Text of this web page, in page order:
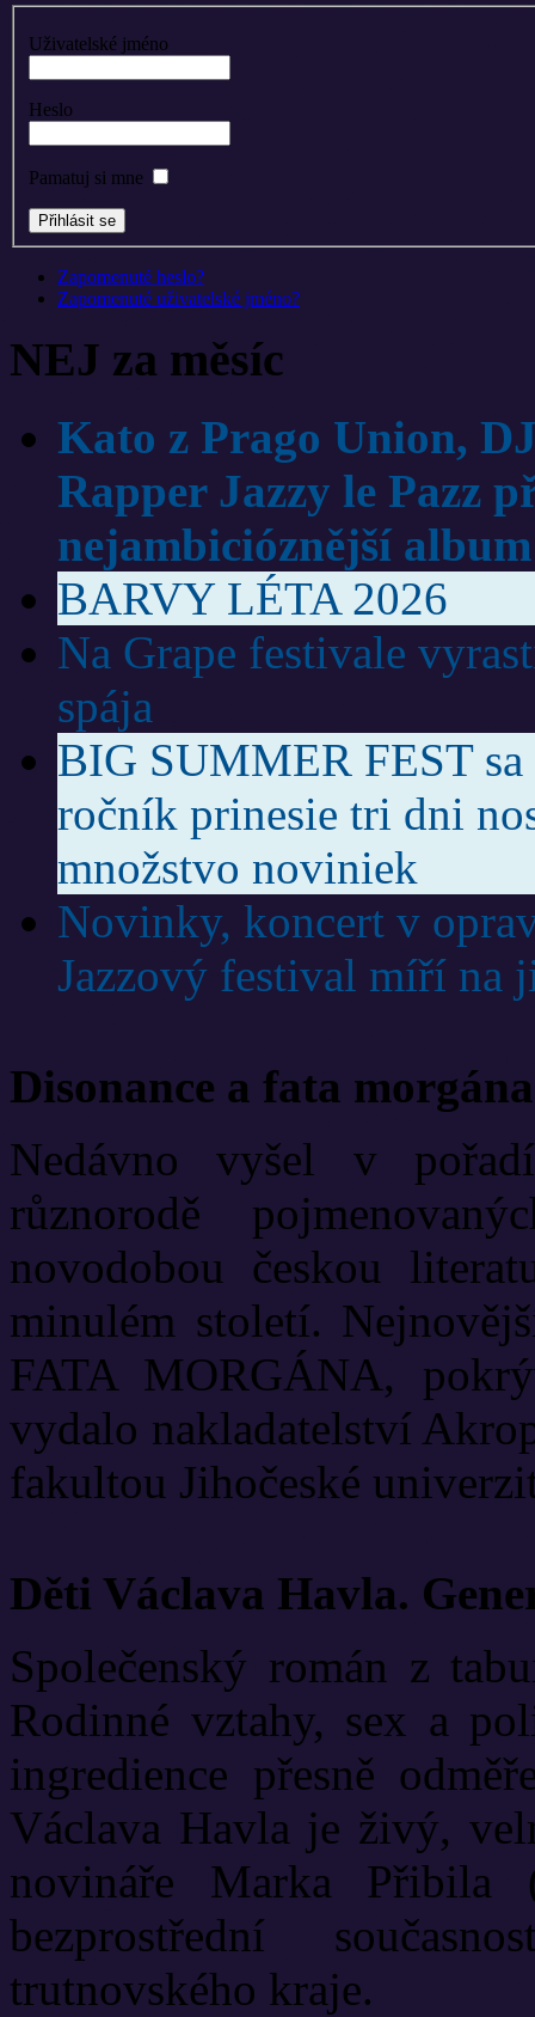
Uživatelské jméno
Heslo
Pamatuj si mne
Zapomenuté heslo?
Zapomenuté uživatelské jméno?
NEJ za měsíc
Kato z Prago Union,
Rapper Jazzy le Pazz
nejambicióznější album
BARVY LÉTA 2026
Na Grape festivale
spája
BIG SUMMER FEST
ročník prinesie tri dni
množstvo noviniek
Novinky, koncert v
Jazzový festival míří na
Disonance a fata morgána
Nedávno vyšel v
různorodě
novodobou českou
minulém století.
FATA MORGÁNA,
vydalo nakladatelství
fakultou Jihočeské
Děti Václava Havla.
Společenský román z
Rodinné vztahy, sex a
ingredience přesně
Václava Havla je živý,
novináře Marka Přibila
bezprostřední
trutnovského kraje.